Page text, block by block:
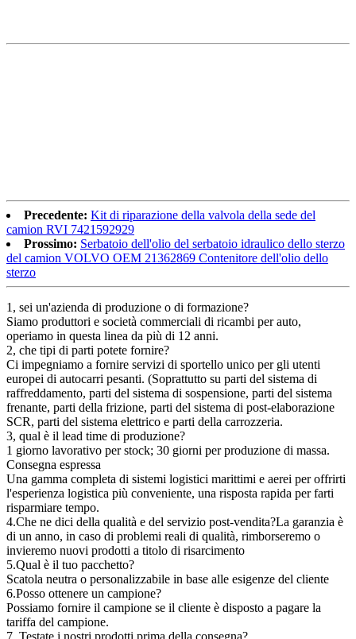
Precedente: Kit di riparazione della valvola della sede del
camion RVI 7421592929
Prossimo: Serbatoio dell'olio del serbatoio idraulico dello sterzo
del camion VOLVO OEM 21362869 Contenitore dell'olio dello
sterzo
1, sei un'azienda di produzione o di formazione?
Siamo produttori e società commerciali di ricambi per auto,
operiamo in questa linea da più di 12 anni.
2, che tipi di parti potete fornire?
Ci impegniamo a fornire servizi di sportello unico per gli utenti
europei di autocarri pesanti. (Soprattutto su parti del sistema di
raffreddamento, parti del sistema di sospensione, parti del sistema
frenante, parti della frizione, parti del sistema di post-elaborazione
SCR, parti del sistema elettrico e parti della carrozzeria.
3, qual è il lead time di produzione?
1 giorno lavorativo per stock; 30 giorni per produzione di massa.
Consegna espressa
Una gamma completa di sistemi logistici marittimi e aerei per offrirti
l'esperienza logistica più conveniente, una risposta rapida per farti
risparmiare tempo.
4.Che ne dici della qualità e del servizio post-vendita?La garanzia è
di un anno, in caso di problemi reali di qualità, rimborseremo o
invieremo nuovi prodotti a titolo di risarcimento
5.Qual è il tuo pacchetto?
Scatola neutra o personalizzabile in base alle esigenze del cliente
6.Posso ottenere un campione?
Possiamo fornire il campione se il cliente è disposto a pagare la
tariffa del campione.
7. Testate i nostri prodotti prima della consegna?